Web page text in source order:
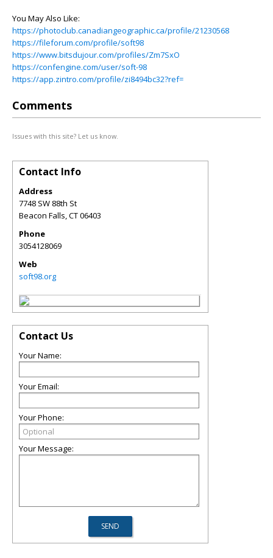
You May Also Like:
https://photoclub.canadiangeographic.ca/profile/21230568
https://fileforum.com/profile/soft98
https://www.bitsdujour.com/profiles/Zm7SxO
https://confengine.com/user/soft-98
https://app.zintro.com/profile/zi8494bc32?ref=
Comments
Issues with this site? Let us know.
Contact Info
Address
7748 SW 88th St
Beacon Falls,CT06403
Phone
3054128069
Web
soft98.org
Contact Us
Your Name:
Your Email:
Your Phone:
Your Message: